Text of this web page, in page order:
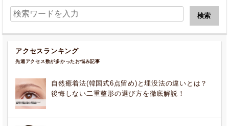
アクセスランキング
先週アクセス数が多かったお悩み記事
自然癒着法(韓国式6点留め)と埋没法の違いとは？
後悔しない二重整形の選び方を徹底解説！